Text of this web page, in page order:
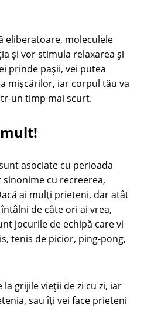
eliberatoare, moleculele
și vor stimula relaxarea şi
prinde pașii, vei putea
mișcărilor, iar corpul tău va
un timp mai scurt.
asociate cu perioada
cu recreerea,
ai mulți prieteni, dar atât
de câte ori ai vrea,
jocurile de echipă care vi
tenis de picior, ping-pong,
la grijile vieții de zi cu zi, iar
sau îţi vei face prieteni